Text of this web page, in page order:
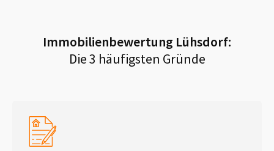
Immobilienbewertung Lühsdorf:
Die 3 häufigsten Gründe